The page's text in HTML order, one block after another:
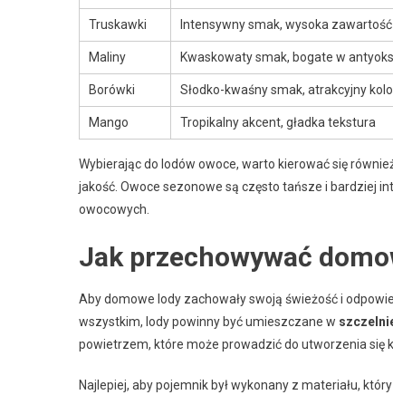
Truskawki Intensywny smak, wysoka
Maliny Kwaskowaty smak, bogate w
Borówki Słodko-kwaśny smak, atrakcyjny
Mango Tropikalny akcent, gładka tekstura
Wybierając do lodów owoce, warto kierować się
jakość. Owoce sezonowe są często tańsze i bardziej
owocowych.
Jak przechowywać
Aby domowe lody zachowały swoją świeżość i
wszystkim, lody powinny być umieszczane w
powietrzem, które może prowadzić do utworzenia się
Najlepiej, aby pojemnik był wykonany z materiału,